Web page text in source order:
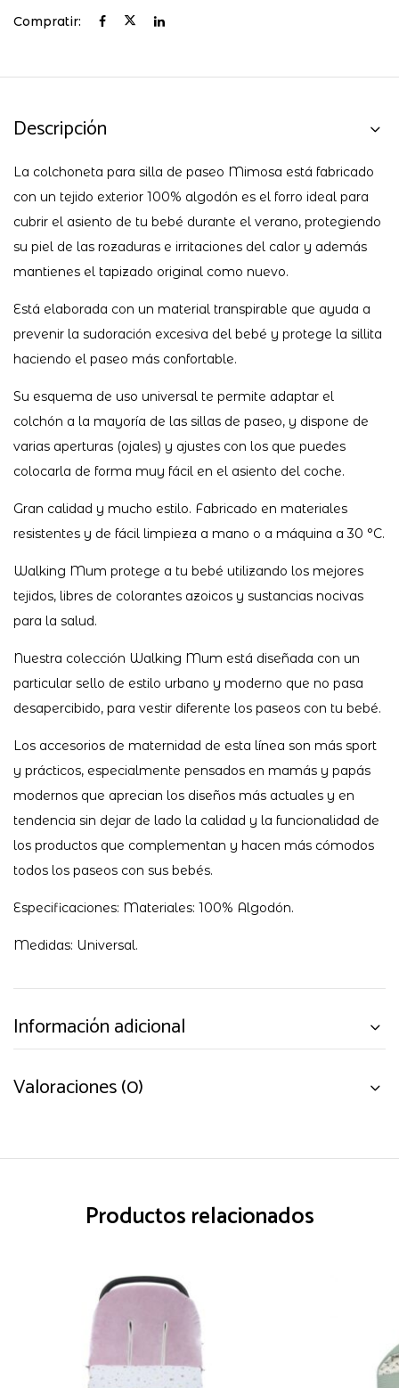
Compratir:
Descripción
La colchoneta para silla de paseo Mimosa está fabricado
con un tejido exterior 100% algodón es el forro ideal para
cubrir el asiento de tu bebé durante el verano, protegiendo
su piel de las rozaduras e irritaciones del calor y además
mantienes el tapizado original como nuevo.
Está elaborada con un material transpirable que ayuda a
prevenir la sudoración excesiva del bebé y protege la sillita
haciendo el paseo más confortable.
Su esquema de uso universal te permite adaptar el
colchón a la mayoría de las sillas de paseo, y dispone de
varias aperturas (ojales) y ajustes con los que puedes
colocarla de forma muy fácil en el asiento del coche.
Gran calidad y mucho estilo. Fabricado en materiales
resistentes y de fácil limpieza a mano o a máquina a 30 °C.
Walking Mum protege a tu bebé utilizando los mejores
tejidos, libres de colorantes azoicos y sustancias nocivas
para la salud.
Nuestra colección Walking Mum está diseñada con un
particular sello de estilo urbano y moderno que no pasa
desapercibido, para vestir diferente los paseos con tu bebé.
Los accesorios de maternidad de esta línea son más sport
y prácticos, especialmente pensados en mamás y papás
modernos que aprecian los diseños más actuales y en
tendencia sin dejar de lado la calidad y la funcionalidad de
los productos que complementan y hacen más cómodos
todos los paseos con sus bebés.
Especificaciones: Materiales: 100% Algodón.
Medidas: Universal.
Información adicional
Valoraciones (0)
Productos relacionados